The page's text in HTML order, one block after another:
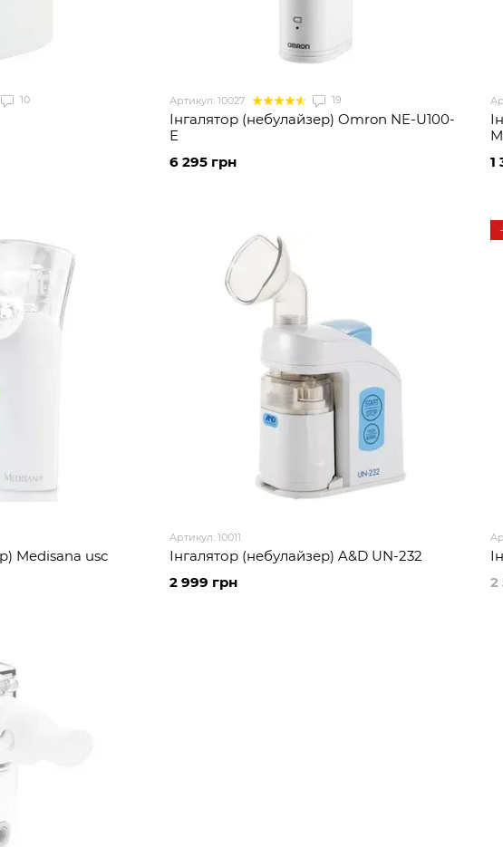
10 Артикул: 10027 19
Інгалятор (небулайзер) Omron NE-U100-
Е
6 295 грн
1
Medisana usc
Артикул: 10011
Інгалятор (небулайзер) A&D UN-232
2 999 грн
2